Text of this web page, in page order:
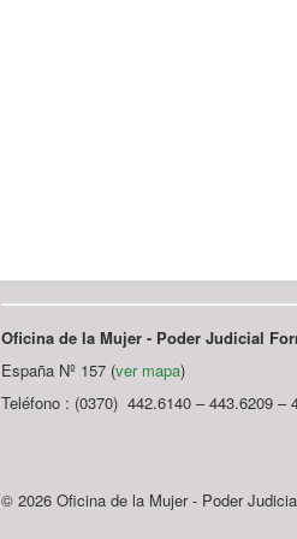
Oficina de la Mujer - Poder Judicial
España Nº 157 (ver mapa)
Teléfono : (0370) 442.6140 – 443.6209 –
© 2026 Oficina de la Mujer - Poder